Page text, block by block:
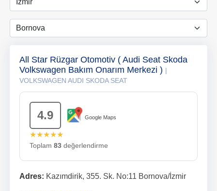
All Star Rüzgar Otomotiv ( Audi Seat Skoda
Volkswagen Bakım Onarım Merkezi ) |
VOLKSWAGEN AUDI SKODA SEAT
4.9 Google Maps
★★★★★
Toplam 83 değerlendirme
Adres: Kazımdirik, 355. Sk. No:11 Bornova/İzmir